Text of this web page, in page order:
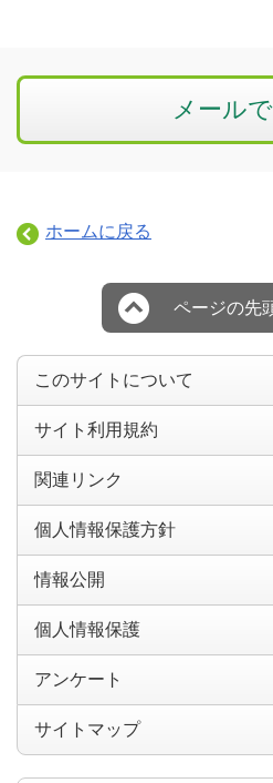
メール
ホームに戻る
ページの先
このサイトについて
サイト利用規約
関連リンク
個人情報保護方針
情報公開
個人情報保護
アンケート
サイトマップ